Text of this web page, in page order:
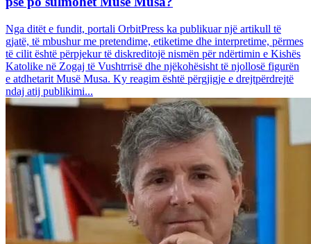
Nga ditët e fundit, portali OrbitPress ka publikuar një artikull të
gjatë, të mbushur me pretendime, etiketime dhe interpretime, përmes
të cilit është përpjekur të diskreditojë nismën për ndërtimin e Kishës
Katolike në Zogaj të Vushtrrisë dhe njëkohësisht të njollosë figurën
e atdhetarit Musë Musa. Ky reagim është përgjigje e drejtpërdrejtë
ndaj atij publikimi...